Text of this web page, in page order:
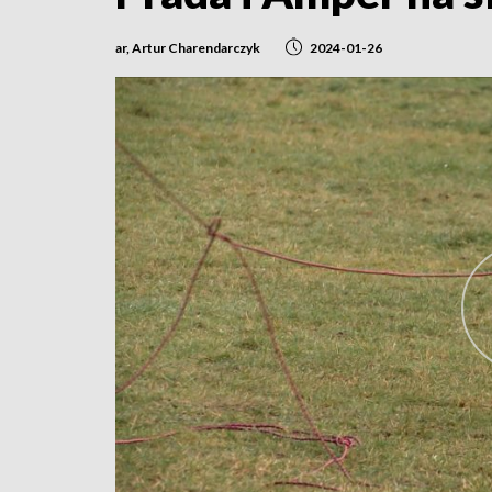
ar, Artur Charendarczyk 2024-01-26